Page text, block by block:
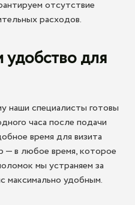
отсутствие
расходов.
для
наши специалисты готовы
часа после подачи
время для визита
— в любое время, которое
мы устраняем за
максимально удобным.